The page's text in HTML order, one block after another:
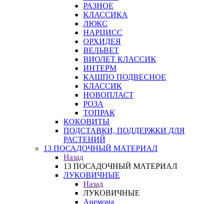
РАЗНОЕ
КЛАССИКА
ЛЮКС
НАРЦИСС
ОРХИДЕЯ
ВЕЛЬВЕТ
ВИОЛЕТ КЛАССИК
ИНТЕРМ
КАШПО ПОДВЕСНОЕ
КЛАССИК
НОВОПЛАСТ
РОЗА
ТОПРАК
КОКОВИТЫ
ПОДСТАВКИ, ПОДДЕРЖКИ ДЛЯ
РАСТЕНИЙ
13 ПОСАДОЧНЫЙ МАТЕРИАЛ
Назад
13 ПОСАДОЧНЫЙ МАТЕРИАЛ
ЛУКОВИЧНЫЕ
Назад
ЛУКОВИЧНЫЕ
Анемона